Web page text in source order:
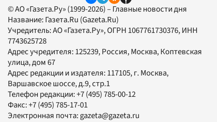
© АО «Газета.Ру» (1999-2026) – Главные новости дня
Название: Газета.Ru (Gazeta.Ru)
Учредитель:АО «Газета.Ру», ОГРН 1067761730376, ИНН
7743625728
Адрес учредителя: 125239, Россия, Москва, Коптевская
улица, дом 67
Адрес редакции и издателя: 117105, г. Москва,
Варшавское шоссе, д.9, стр.1
Телефон редакции:+7 (495) 785-00-12
Факс:+7 (495) 785-17-01
Электронная почта: gazeta@gazeta.ru